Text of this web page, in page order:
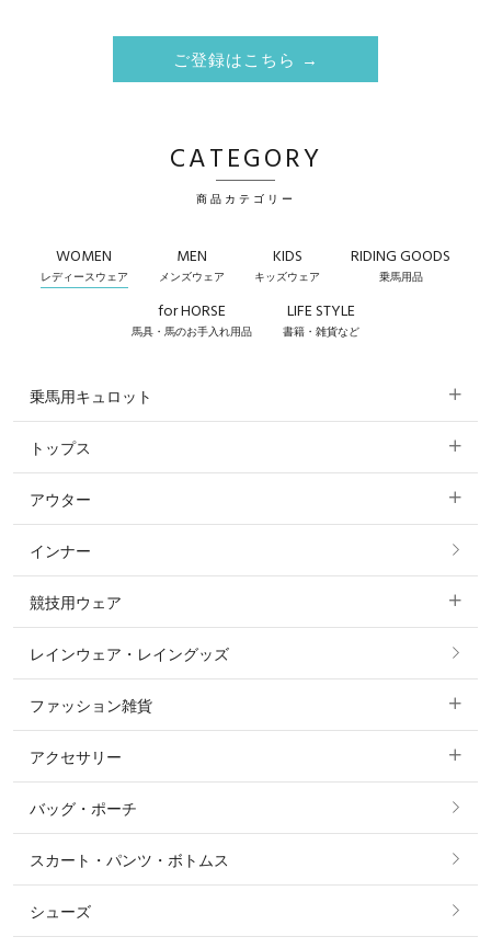
ご登録はこちら →
CATEGORY
商品カテゴリー
WOMEN
レディースウェア
MEN
メンズウェア
KIDS
キッズウェア
RIDING GOODS
乗馬用品
for HORSE
馬具・馬のお手入れ用品
LIFE STYLE
書籍・雑貨など
乗馬用キュロット
すべてのキュロット
フルグリップ・尻革 キュロット
ニーグリップ・膝革 キュロット
トップス
すべてのトップス
ポロシャツ
カットソー・Tシャツ・タンクトップ
ニット・セーター
シャツ・ブラウス・ワンピース
アウター
すべてのアウター
コート
ジャケット・ブルゾン
インナー
競技用ウェア
すべての競技用ウェア
ショージャケット
ショーシャツ
レインウェア・レイングッズ
ファッション雑貨
すべてのファッション雑貨
ソックス
ベルト
アクセサリー
すべてのアクセサリー
リング
ピアス・イヤリング
バッグ・ポーチ
スカート・パンツ・ボトムス
シューズ